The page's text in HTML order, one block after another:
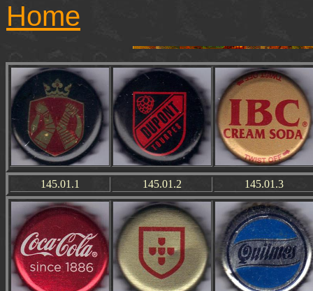
Home
145.01.1 145.01.2 145.01.3